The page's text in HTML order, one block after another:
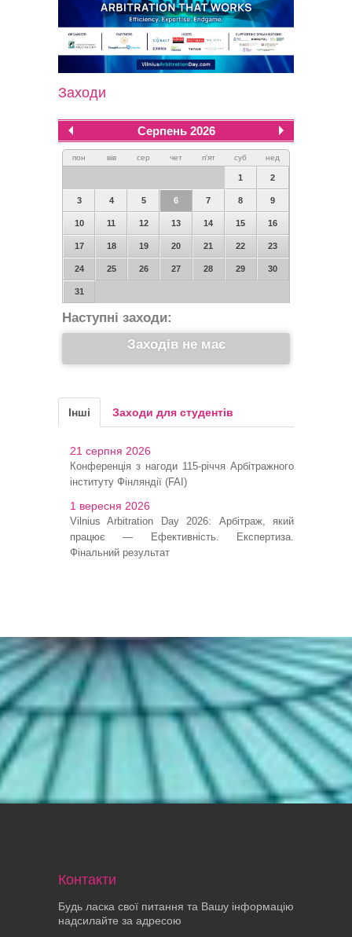
Заходи
Серпень 2026
пон вів сер чет п'ят суб нед
1 2
3 4 5 6 7 8 9
10 11 12 13 14 15 16
17 18 19 20 21 22 23
24 25 26 27 28 29 30
31
Наступні заходи:
Заходів не має
Інші Заходи для студентів
21 серпня 2026
Конференція з нагоди 115-річчя Арбітражного
інституту Фінляндії (FAI)
1 вересня 2026
Vilnius Arbitration Day 2026: Арбітраж, який
працює — Ефективність. Експертиза.
Фінальний результат
Контакти
Будь ласка свої питання та Вашу інформацію
надсилайте за адресою